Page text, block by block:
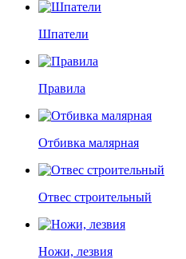
Шпатели
Правила
Отбивка малярная
Отвес строительный
Ножи, лезвия